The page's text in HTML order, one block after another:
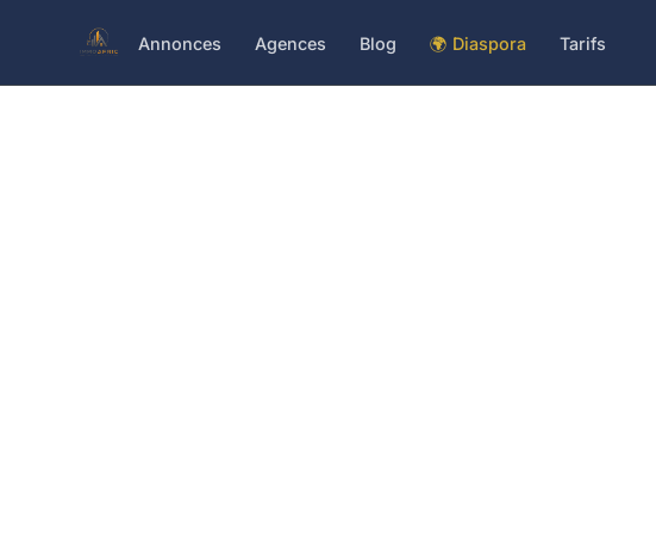
Annonces Agences Blog 🌍 Diaspora Tarifs